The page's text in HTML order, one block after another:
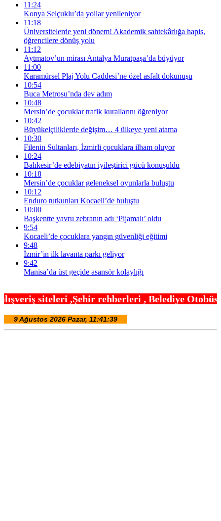
11:24
Konya Selçuklu’da yollar yenileniyor
11:18
Üniversitelerde yeni dönem! Akademik sahtekârlığa hapis,
öğrencilere dönüş yolu
11:12
Aytmatov’un mirası Antalya Muratpaşa’da büyüyor
11:00
Karamürsel Plaj Yolu Caddesi’ne özel asfalt dokunuşu
10:54
Buca Metrosu’nda dev adım
10:48
Mersin’de çocuklar trafik kurallarını öğreniyor
10:42
Büyükelçiliklerde değişim… 4 ülkeye yeni atama
10:30
Filenin Sultanları, İzmirli çocuklara ilham oluyor
10:24
Balıkesir’de edebiyatın iyileştirici gücü konuşuldu
10:18
Mersin’de çocuklar geleneksel oyunlarla buluştu
10:12
Enduro tutkunları Kocaeli’de buluştu
10:00
Başkentte yavru zebranın adı ‘Pijamalı’ oldu
9:54
Kocaeli’de çocuklara yangın güvenliği eğitimi
9:48
İzmir’in ilk lavanta parkı geliyor
9:42
Manisa’da üst geçide asansör kolaylığı
,Şehir rehberleri , Belediye